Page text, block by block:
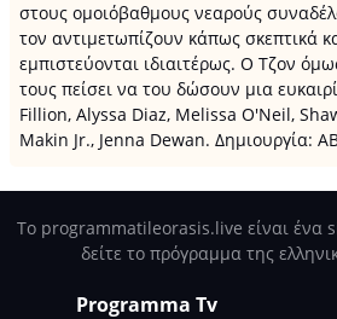
στους ομοιόβαθμους νεαρούς
τον αντιμετωπίζουν κάπως σκεπτικά
εμπιστεύονται ιδιαιτέρως. Ο Τζον
τους πείσει να του δώσουν μια
Fillion, Alyssa Diaz, Melissa O'Neil,
Makin Jr., Jenna Dewan. Δημιουργία:
Το programmatileorasis.live είναι ένα
δείτε το πρόγραμμα της
Programma Tv